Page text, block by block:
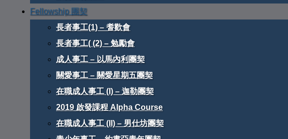
Fellowship 團契
長者事工(1) – 耆歡會
長者事工( (2) – 勉勵會
成人事工 – 以馬內利團契
關愛事工 – 關愛星期五團契
在職成人事工 (I) – 迦勒團契
2019 啟發課程 Alpha Course
在職成人事工 (II) – 男仕坊團契